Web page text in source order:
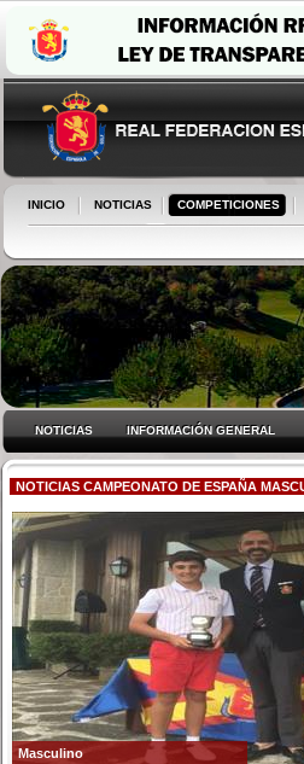
INICIO NOTICIAS COMPETICIONES
NOTICIAS INFORMACIÓN GENERAL
NOTICIAS CAMPEONATO DE ESPAÑA
Masculino